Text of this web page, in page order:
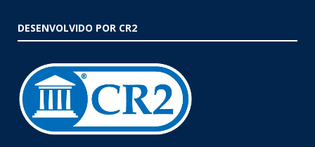
DESENVOLVIDO POR CR2